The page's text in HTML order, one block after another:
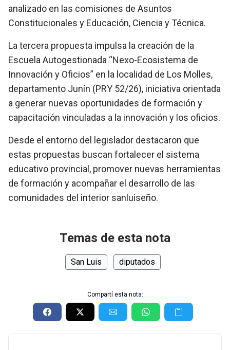
analizado en las comisiones de Asuntos
Constitucionales y Educación, Ciencia y Técnica.
La tercera propuesta impulsa la creación de la
Escuela Autogestionada “Nexo-Ecosistema de
Innovación y Oficios” en la localidad de Los Molles,
departamento Junín (PRY 52/26), iniciativa orientada
a generar nuevas oportunidades de formación y
capacitación vinculadas a la innovación y los oficios.
Desde el entorno del legislador destacaron que
estas propuestas buscan fortalecer el sistema
educativo provincial, promover nuevas herramientas
de formación y acompañar el desarrollo de las
comunidades del interior sanluiseño.
Temas de esta nota
San Luis diputados
Compartí esta nota: